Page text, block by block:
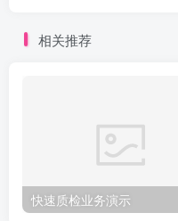
相关推荐
快速质检业务演示